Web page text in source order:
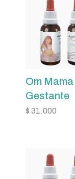
Om Mama
Gestante
$ 31.000